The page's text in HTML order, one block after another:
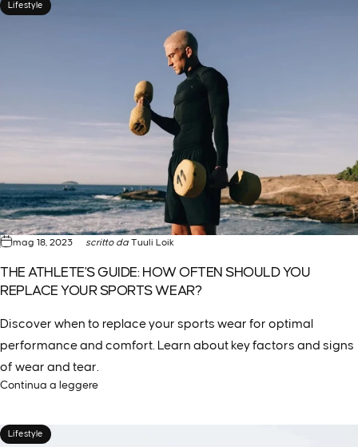
Lifestyle
mag 18, 2023 scritto da Tuuli Loik
THE ATHLETE'S GUIDE: HOW OFTEN SHOULD YOU
REPLACE YOUR SPORTS WEAR?
Discover when to replace your sports wear for optimal
performance and comfort. Learn about key factors and signs
of wear and tear.
Continua a leggere
Lifestyle